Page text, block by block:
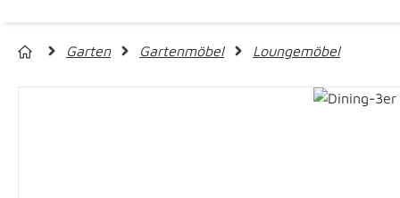
Garten Gartenmöbel Loungemöbel